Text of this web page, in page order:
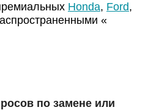
Honda, Ford,
«
по замене или